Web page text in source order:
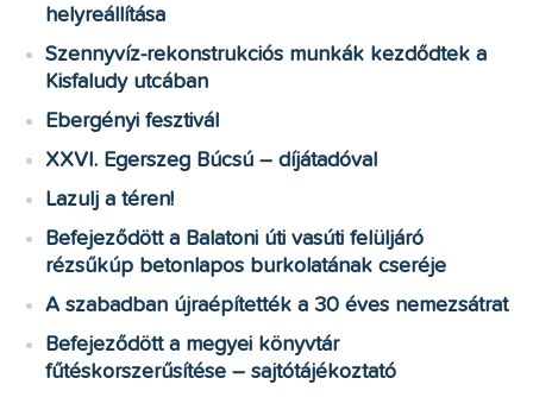
helyreállítása
Szennyvíz-rekonstrukciós munkák kezdődtek a
Kisfaludy utcában
Ebergényi fesztivál
XXVI. Egerszeg Búcsú – díjátadóval
Lazulj a téren!
Befejeződött a Balatoni úti vasúti felüljáró
rézsűkúp betonlapos burkolatának cseréje
A szabadban újraépítették a 30 éves nemezsátrat
Befejeződött a megyei könyvtár
fűtéskorszerűsítése – sajtótájékoztató